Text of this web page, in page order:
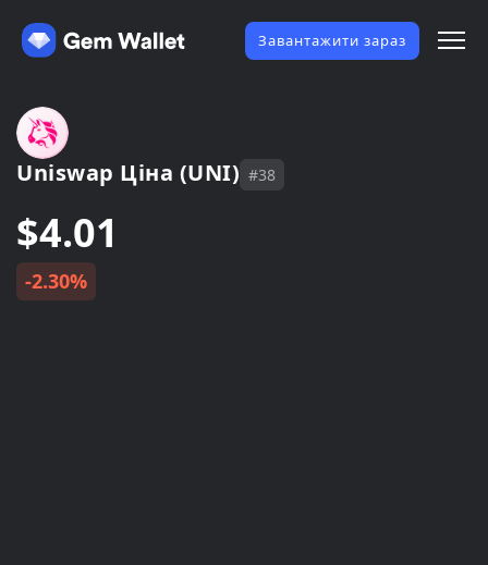
Завантажити зараз
Uniswap Ціна (UNI) #38
$4.01
-2.30%